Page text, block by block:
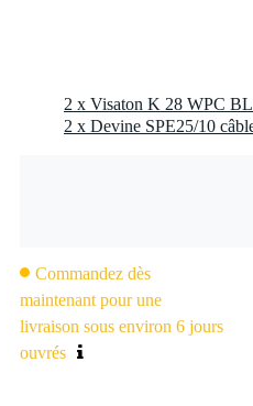
2 x Visaton K 28 WPC
Commandez dès
maintenant pour une
livraison sous environ 6 jours
ouvrés